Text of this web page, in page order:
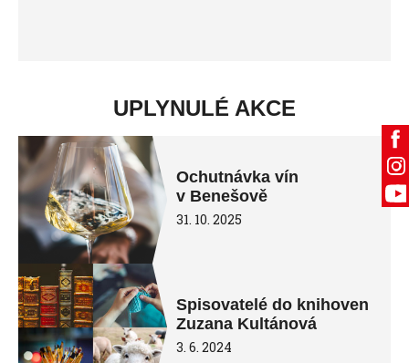
UPLYNULÉ AKCE
Ochutnávka vín
v Benešově
31. 10. 2025
Spisovatelé do knihoven
Zuzana Kultánová
3. 6. 2024